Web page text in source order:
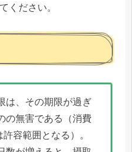
ください。
は、その期限が過ぎ
の無害である（消費
容範囲となる）。